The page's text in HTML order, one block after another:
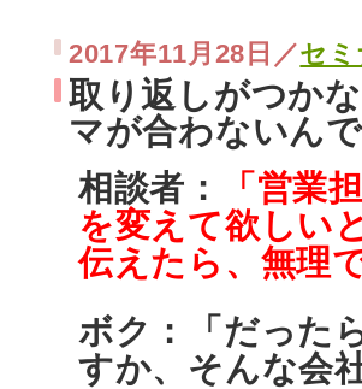
2017年11月28日／セミ
取り返しがつか
マが合わないん
相談者：
「営業
を変えて欲しい
伝えたら、無理
ボク：「だった
すか、そんな会